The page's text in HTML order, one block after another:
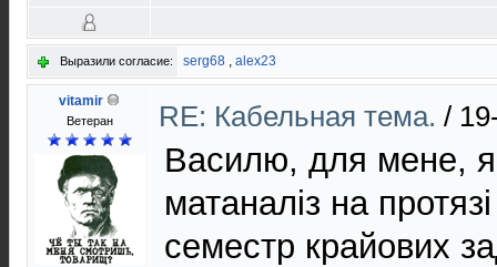
Выразили согласие: serg68 , alex23
vitamir
Ветеран RE: Кабельная тема. /
Василю, для мене,
матаналіз на
семестр крайових